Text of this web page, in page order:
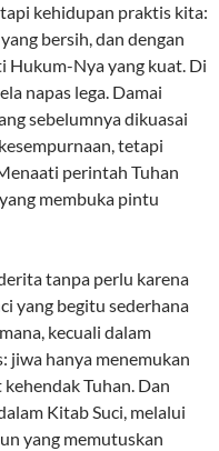
kehidupan praktis kita:
bersih, dan dengan
Hukum-Nya yang kuat. Di
napas lega. Damai
sebelumnya dikuasai
tetapi
perintah Tuhan
membuka pintu
tanpa perlu karena
yang begitu sederhana
kecuali dalam
jiwa hanya menemukan
Tuhan. Dan
Kitab Suci, melalui
yang memutuskan